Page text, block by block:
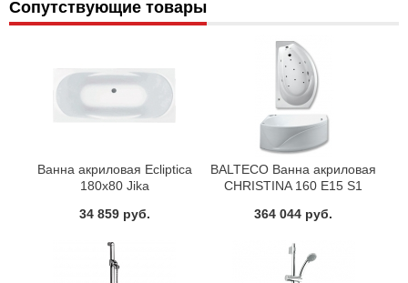
Сопутствующие товары
Ванна акриловая Ecliptica
180х80 Jika
34 859 руб.
BALTECO Ванна акриловая
CHRISTINA 160 E15 S1
364 044 руб.